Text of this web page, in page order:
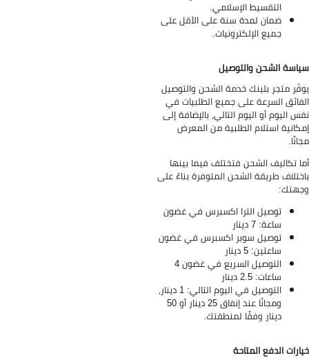
التقسيط الإسلامي.
ضمان لمدة سنة على الأقل على
جميع الإلكترونيات.
الشحن والتوصيل
متجر بلينك خدمة الشحن والتوصيل
السرعة على جميع الطلبيات في
اليوم أو اليوم التالي، بالإضافة إلى
استلام الطلبية من المعرض
تكاليف الشحن فتختلف فيما بينها
طريقة الشحن المتوفرة بناءً على
توصيل الترا اكسبرس في غضون
ساعة: 7 دينار
توصيل سوبر اكسبرس في غضون
ساعتين: 5 دينار
التوصيل السريع في غضون 4
ساعات: 2.5 دينار
التوصيل في اليوم التالي: 1 دينار،
ومجانًا عند إنفاق 25 دينار أو 50
دينار وفقًا لمنطقتك.
الدفع المتاحة